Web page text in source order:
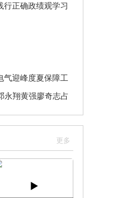
行正确政绩观学习
气迎峰度夏保障工
永翔黄强廖奇志占